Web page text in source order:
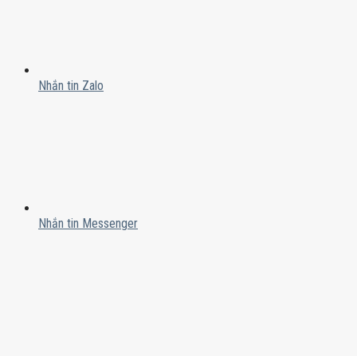
Nhắn tin Zalo
Nhắn tin Messenger